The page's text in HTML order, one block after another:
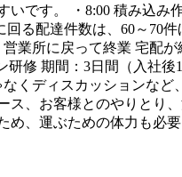
いです。 ・8:00 積み込
回る配達件数は、60～70
営業所に戻って終業 宅
修 期間：3日間（入社
くディスカッションな
ス、お客様とのやりとり
、運ぶための体力も必要